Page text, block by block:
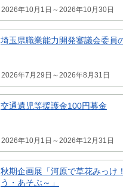
2026年10月1日～2026年10月30日
埼玉県職業能力開発審議会委員
2026年7月29日～2026年8月31日
交通遺児等援護金100円募金
2026年10月1日～2026年12月31日
秋期企画展「河原で草花みっけ
う・あそぶ～」